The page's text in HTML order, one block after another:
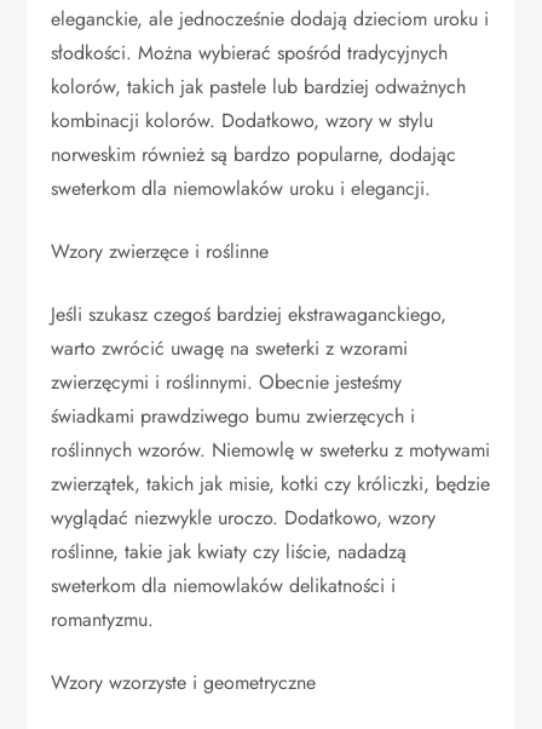
eleganckie, ale jednocześnie dodają dzieciom uroku i
słodkości. Można wybierać spośród tradycyjnych
kolorów, takich jak pastele lub bardziej odważnych
kombinacji kolorów. Dodatkowo, wzory w stylu
norweskim również są bardzo popularne, dodając
sweterkom dla niemowlaków uroku i elegancji.
Wzory zwierzęce i roślinne
Jeśli szukasz czegoś bardziej ekstrawaganckiego,
warto zwrócić uwagę na sweterki z wzorami
zwierzęcymi i roślinnymi. Obecnie jesteśmy
świadkami prawdziwego bumu zwierzęcych i
roślinnych wzorów. Niemowlę w sweterku z motywami
zwierzątek, takich jak misie, kotki czy króliczki, będzie
wyglądać niezwykle uroczo. Dodatkowo, wzory
roślinne, takie jak kwiaty czy liście, nadadzą
sweterkom dla niemowlaków delikatności i
romantyzmu.
Wzory wzorzyste i geometryczne